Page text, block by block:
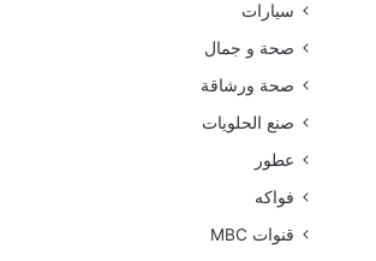
سيارات
صحة و جمال
صحة ورشاقة
صنع الحلويات
عطور
فواكه
قنوات MBC